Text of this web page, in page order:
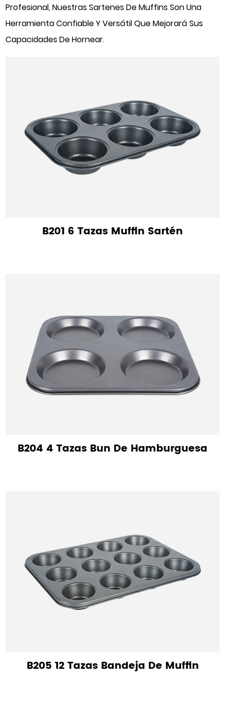
Profesional, Nuestras Sartenes De Muffins Son Una
Herramienta Confiable Y Versátil Que Mejorará Sus
Capacidades De Hornear.
B201 6 Tazas Muffin Sartén
B204 4 Tazas Bun De Hamburguesa
B205 12 Tazas Bandeja De Muffin